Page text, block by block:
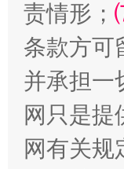
责情形；
条款方可
并承担一
网只是提
网有关规